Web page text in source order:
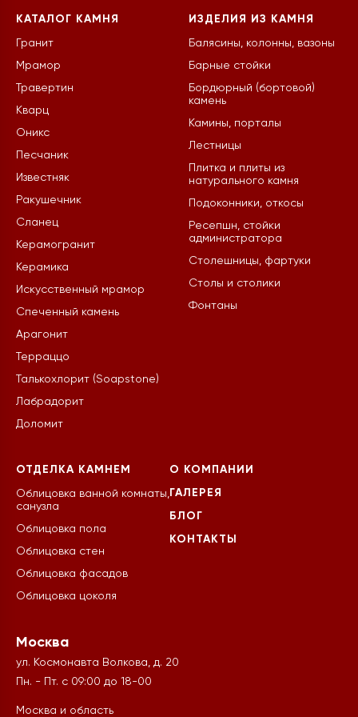
КАТАЛОГ КАМНЯ
Гранит
Мрамор
Травертин
Кварц
Оникс
Песчаник
Известняк
Ракушечник
Сланец
Керамогранит
Керамика
Искусственный мрамор
Спеченный камень
Арагонит
Терраццо
Талькохлорит (Soapstone)
Лабрадорит
Доломит
ИЗДЕЛИЯ ИЗ КАМНЯ
Балясины, колонны, вазоны
Барные стойки
Бордюрный (бортовой)
камень
Камины, порталы
Лестницы
Плитка и плиты из
натурального камня
Подоконники, откосы
Ресепшн, стойки
администратора
Столешницы, фартуки
Столы и столики
Фонтаны
ОТДЕЛКА КАМНЕМ
Облицовка ванной комнаты,
санузла
Облицовка пола
Облицовка стен
Облицовка фасадов
Облицовка цоколя
О КОМПАНИИ
ГАЛЕРЕЯ
БЛОГ
КОНТАКТЫ
Москва
ул. Космонавта Волкова, д. 20
Пн. - Пт. с 09:00 до 18-00
Москва и область